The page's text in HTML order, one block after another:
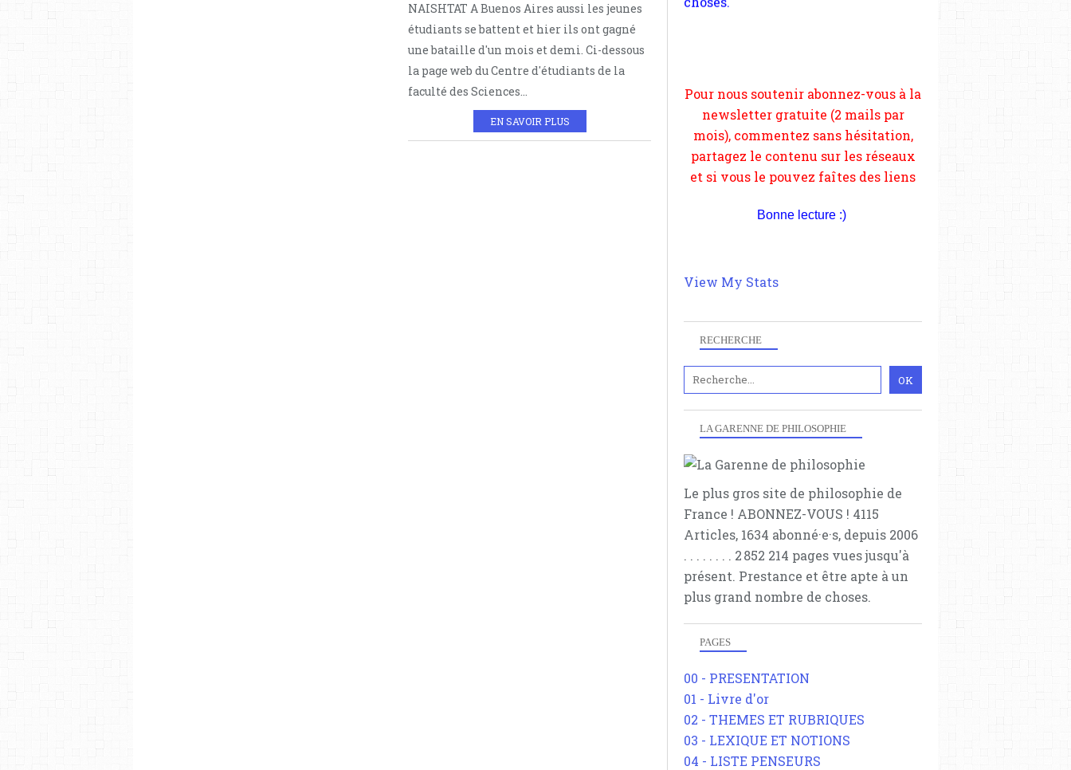
NAISHTAT A Buenos Aires aussi les jeunes
étudiants se battent et hier ils ont gagné
une bataille d'un mois et demi. Ci-dessous
la page web du Centre d'étudiants de la
faculté des Sciences...
EN SAVOIR PLUS
RECHERCHE
LA GARENNE DE PHILOSOPHIE
Le plus gros site de philosophie de
France ! ABONNEZ-VOUS ! 4115
Articles, 1634 abonné·e·s, depuis 2006
. . . . . . . . 2 852 214 pages vues jusqu'à
présent. Prestance et être apte à un
plus grand nombre de choses.
PAGES
00 - PRESENTATION
01 - Livre d'or
02 - THEMES ET RUBRIQUES
03 - LEXIQUE ET NOTIONS
04 - LISTE PENSEURS
et si vous le pouvez faîtes des liens
depuis votre site.
Bonne lecture :)
View My Stats